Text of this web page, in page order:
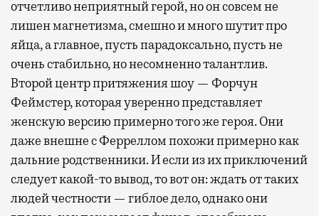
отчетливо неприятный герой, но он совсем не
лишен магнетизма, смешно и много шутит про
яйца, а главное, пусть парадоксально, пусть не
очень стабильно, но несомненно талантлив.
Второй центр притяжения шоу — Форчун
Феймстер, которая уверенно представляет
женскую версию примерно того же героя. Они
даже внешне с Ферреллом похожи примерно как
дальние родственники. И если из их приключений
следует какой-то вывод, то вот он: ждать от таких
людей честности — гиблое дело, однако они